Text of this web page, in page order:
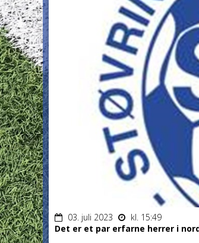
03. juli 2023
kl. 15:49
Det er et par erfarne herrer i